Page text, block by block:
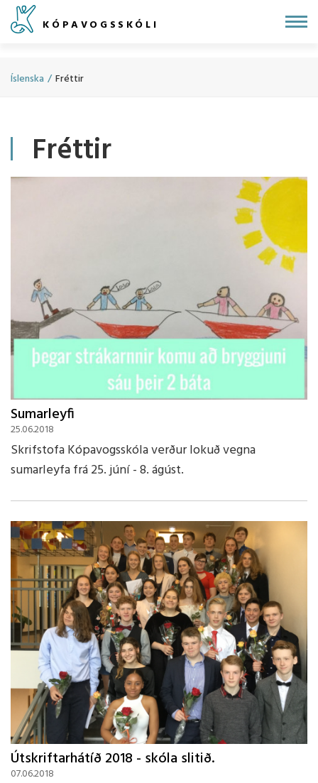
Fara
í
KÓPAVOGSSKÓLI
Íslenska / Fréttir
Fréttir
Sumarleyfi
25.06.2018
Skrifstofa Kópavogsskóla verður lokuð vegna
sumarleyfa frá 25. júní - 8. ágúst.
Útskriftarhátíð 2018 - skóla slitið.
07.06.2018